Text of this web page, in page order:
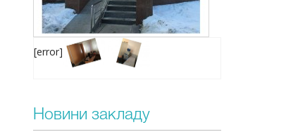
[error]
Новини закладу